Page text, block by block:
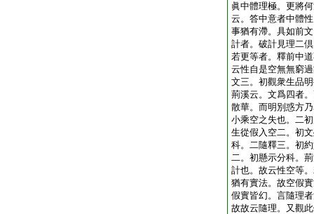
眞中體理極。更將
云。答中意者中體
事猶有滯。具如前
計者。破計見理二
若更等者。釋前中
云性自是空無無窮
文三。初觀衆生品
荊溪云。文爲四者
散華。而明別惑方
小乘空之失也。二
生從假入空二。初
科。二隨釋三。初
二。初懸示分科。
計也。故云性空等
猶有實法。故空假
假實皆幻。言隨理
故故云隨理。又觀